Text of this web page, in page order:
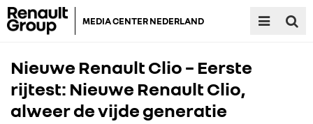
MEDIA CENTER NEDERLAND
Nieuwe Renault Clio – Eerste
rijtest: Nieuwe Renault Clio,
alweer de vijde generatie